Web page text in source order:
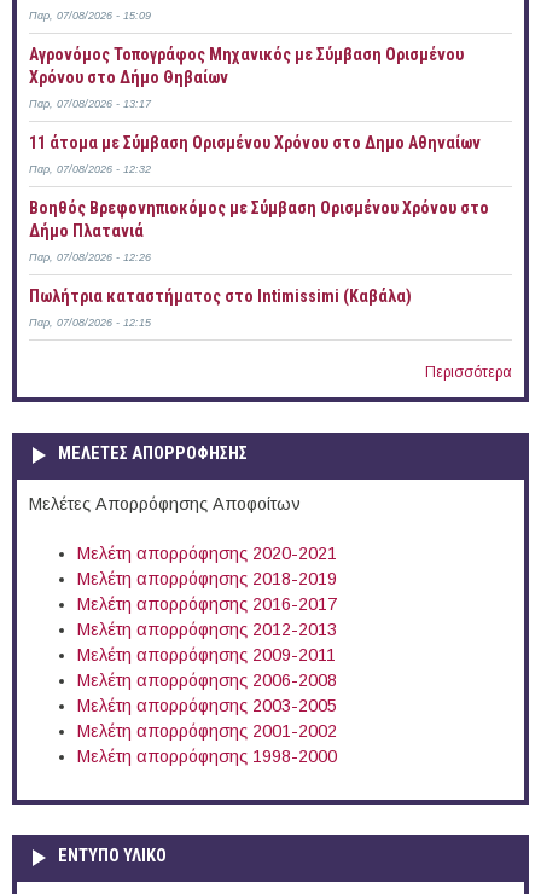
Παρ, 07/08/2026 - 15:09
Αγρονόμος Τοπογράφος Μηχανικός με Σύμβαση Ορισμένου
Χρόνου στο Δήμο Θηβαίων
Παρ, 07/08/2026 - 13:17
11 άτομα με Σύμβαση Ορισμένου Χρόνου στο Δημο Αθηναίων
Παρ, 07/08/2026 - 12:32
Βοηθός Βρεφονηπιοκόμος με Σύμβαση Ορισμένου Χρόνου στο
Δήμο Πλατανιά
Παρ, 07/08/2026 - 12:26
Πωλήτρια καταστήματος στο Intimissimi (Καβάλα)
Παρ, 07/08/2026 - 12:15
Περισσότερα
ΜΕΛΕΤΕΣ ΑΠΟΡΡΟΦΗΣΗΣ
Μελέτες Απορρόφησης Αποφοίτων
Μελέτη απορρόφησης 2020-2021
Μελέτη απορρόφησης 2018-2019
Μελέτη απορρόφησης 2016-2017
Μελέτη απορρόφησης 2012-2013
Μελέτη απορρόφησης 2009-2011
Μελέτη απορρόφησης 2006-2008
Μελέτη απορρόφησης 2003-2005
Μελέτη απορρόφησης 2001-2002
Μελέτη απορρόφησης 1998-2000
ΕΝΤΥΠΟ ΥΛΙΚΟ